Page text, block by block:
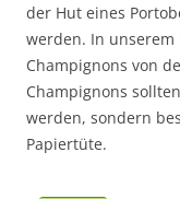
der Hut eines
werden. In unserem
Champignons von
Champignons
werden, sondern
Papiertüte.